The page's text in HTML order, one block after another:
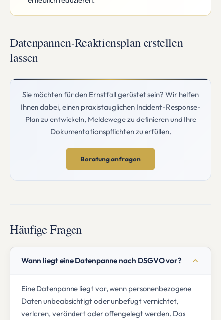
Datenpannen-Reaktionsplan erstellen
lassen
Sie möchten für den Ernstfall gerüstet sein? Wir helfen
Ihnen dabei, einen praxistauglichen Incident-Response-
Plan zu entwickeln, Meldewege zu definieren und Ihre
Dokumentationspflichten zu erfüllen.
Beratung anfragen
Häufige Fragen
Wann liegt eine Datenpanne nach DSGVO vor?
Eine Datenpanne liegt vor, wenn personenbezogene
Daten unbeabsichtigt oder unbefugt vernichtet,
verloren, verändert oder offengelegt werden. Das